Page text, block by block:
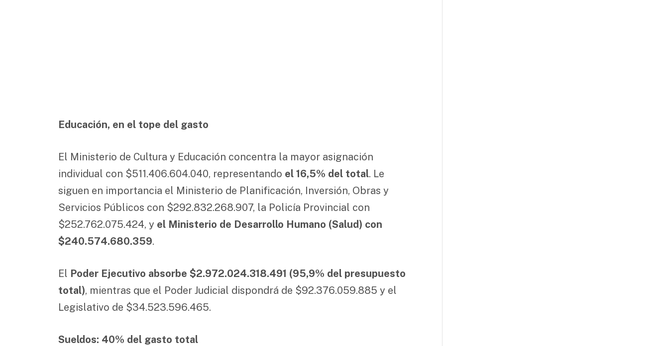
Educación, en el tope del gasto
El Ministerio de Cultura y Educación concentra la mayor asignación
individual con $511.406.604.040, representando el 16,5% del total. Le
siguen en importancia el Ministerio de Planificación, Inversión, Obras y
Servicios Públicos con $292.832.268.907, la Policía Provincial con
$252.762.075.424, y el Ministerio de Desarrollo Humano (Salud) con
$240.574.680.359.
El Poder Ejecutivo absorbe $2.972.024.318.491 (95,9% del presupuesto
total), mientras que el Poder Judicial dispondrá de $92.376.059.885 y el
Legislativo de $34.523.596.465.
Sueldos: 40% del gasto total